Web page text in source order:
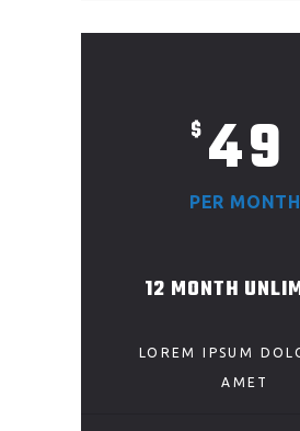
$ 49
PER MONTH
12 MONTH
LOREM IPSUM
AMET